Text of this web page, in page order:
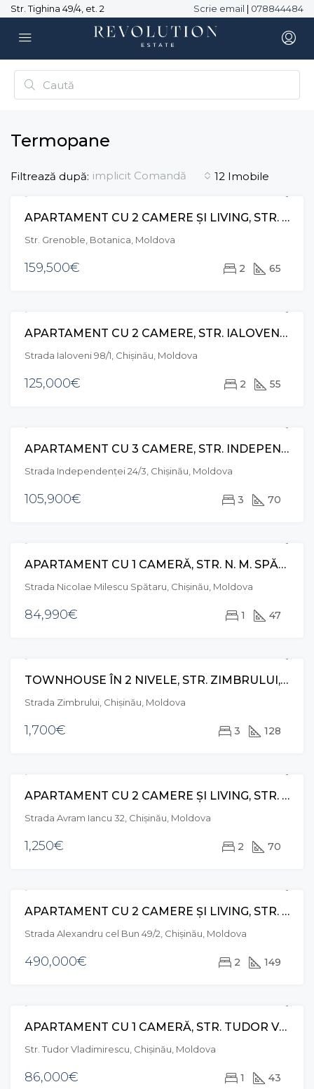
Str. Tighina 49/4, et. 2 Scrie email | 078844484
Termopane
12 Imobile
Filtrează după: implicit Comandă
VÂNZARE EXCLUSIVEAPARTAMENT CU 2 CAMERE ȘI LIVING, STR. GRENOBLE, BOTANICA
Str. Grenoble, Botanica, Moldova
159,500€ 2 65
VÂNZARE EXCLUSIVEAPARTAMENT CU 2 CAMERE, STR. IALOVENI, TELECENTRU
Strada Ialoveni 98/1, Chișinău, Moldova
125,000€ 2 55
VÂNZARE EXCLUSIVEAPARTAMENT CU 3 CAMERE, STR. INDEPENDENȚEI, BOTANICA
Strada Independenței 24/3, Chișinău, Moldova
105,900€ 3 70
VÂNZARE
APARTAMENT CU 1 CAMERĂ, STR. N. M. SPĂTARU, CIOCANA
Strada Nicolae Milescu Spătaru, Chișinău, Moldova
84,990€ 1 47
CHIRIETOWNHOUSE ÎN 2 NIVELE, STR. ZIMBRULUI, RÂȘCANI
Strada Zimbrului, Chișinău, Moldova
1,700€ 3 128
CHIRIEAPARTAMENT CU 2 CAMERE ȘI LIVING, STR. AVRAM IANCU, CENTRU
Strada Avram Iancu 32, Chișinău, Moldova
1,250€ 2 70
VÂNZAREAPARTAMENT CU 2 CAMERE ȘI LIVING, STR. ALEXANDRU CEL BUN, CENTRU
Strada Alexandru cel Bun 49/2, Chișinău, Moldova
490,000€ 2 149
VÂNZARE
APARTAMENT CU 1 CAMERĂ, STR. TUDOR VLADIMIRESCU, RÂȘCANI
Str. Tudor Vladimirescu, Chișinău, Moldova
86,000€ 1 43